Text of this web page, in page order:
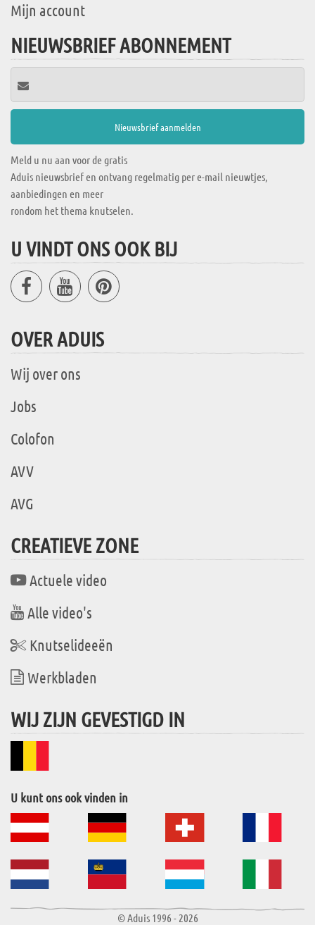
Mijn account
NIEUWSBRIEF ABONNEMENT
Meld u nu aan voor de gratis
Aduis nieuwsbrief en ontvang regelmatig per e-mail nieuwtjes,
aanbiedingen en meer
rondom het thema knutselen.
U VINDT ONS OOK BIJ
OVER ADUIS
Wij over ons
Jobs
Colofon
AVV
AVG
CREATIEVE ZONE
Actuele video
Alle video's
Knutselideeën
Werkbladen
WIJ ZIJN GEVESTIGD IN
U kunt ons ook vinden in
© Aduis 1996 - 2026